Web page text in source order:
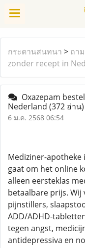
กระดานสนทนา > ถา
zonder recept in
Oxazepam
Nederland (372 อ่าน)
6 ม.ค. 2568 06:54
Mediziner-
gaat om het online
alleen eersteklas
betaalbare prijs.
pijnstillers,
ADD/ADHD-
tegen angst,
antidepressiva en